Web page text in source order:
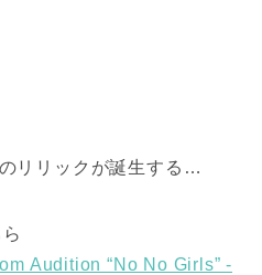
リリックが誕生する…
Audition “No No Girls” -